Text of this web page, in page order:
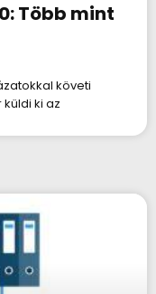
Több mint
követi
ki az